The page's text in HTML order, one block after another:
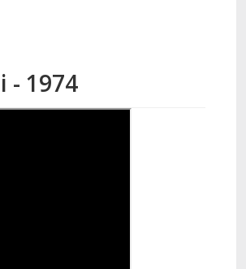
- 1974